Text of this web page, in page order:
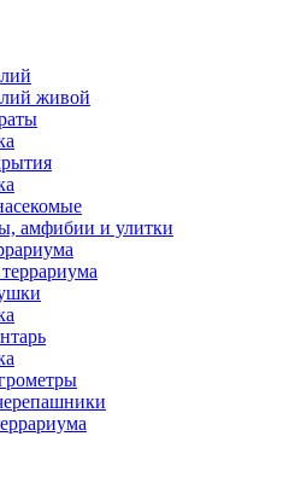
живой
амфибии и улитки